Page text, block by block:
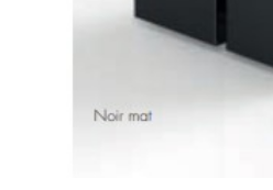
AMBIANCE LAITON BROSSÉ
MIROIRS VIEILLIS